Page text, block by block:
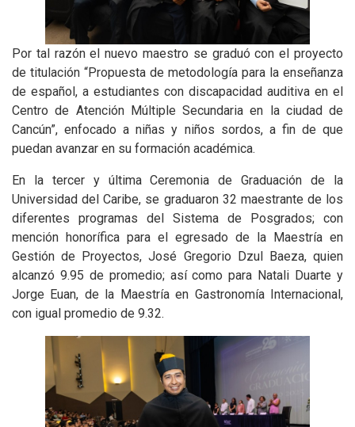
Por tal razón el nuevo maestro se graduó con el proyecto
de titulación “Propuesta de metodología para la enseñanza
de español, a estudiantes con discapacidad auditiva en el
Centro de Atención Múltiple Secundaria en la ciudad de
Cancún”, enfocado a niñas y niños sordos, a fin de que
puedan avanzar en su formación académica.
En la tercer y última Ceremonia de Graduación de la
Universidad del Caribe, se graduaron 32 maestrante de los
diferentes programas del Sistema de Posgrados; con
mención honorífica para el egresado de la Maestría en
Gestión de Proyectos, José Gregorio Dzul Baeza, quien
alcanzó 9.95 de promedio; así como para Natali Duarte y
Jorge Euan, de la Maestría en Gastronomía Internacional,
con igual promedio de 9.32.